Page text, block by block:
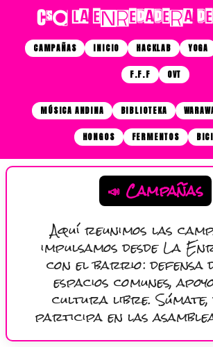
CSO LA ENREDADERA
CAMPAÑAS INICIO HACKLAB YOGA
F.F.F OVT
MÚSICA ANDINA BIBLIOTEKA
HONGOS FERMENTOS
📣 Campañas
Aquí reunimos las
impulsamos desde La
con el barrio: defensa
espacios comunes,
cultura libre. Súmate,
participa en las